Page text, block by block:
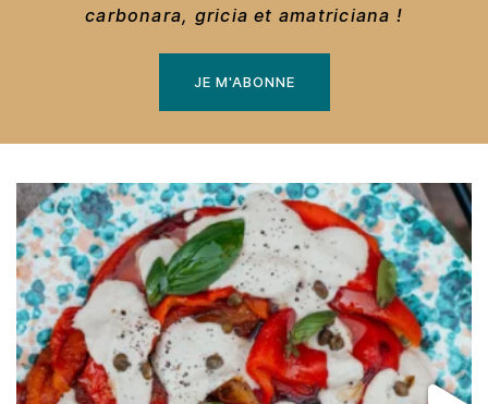
carbonara, gricia et amatriciana !
JE M'ABONNE